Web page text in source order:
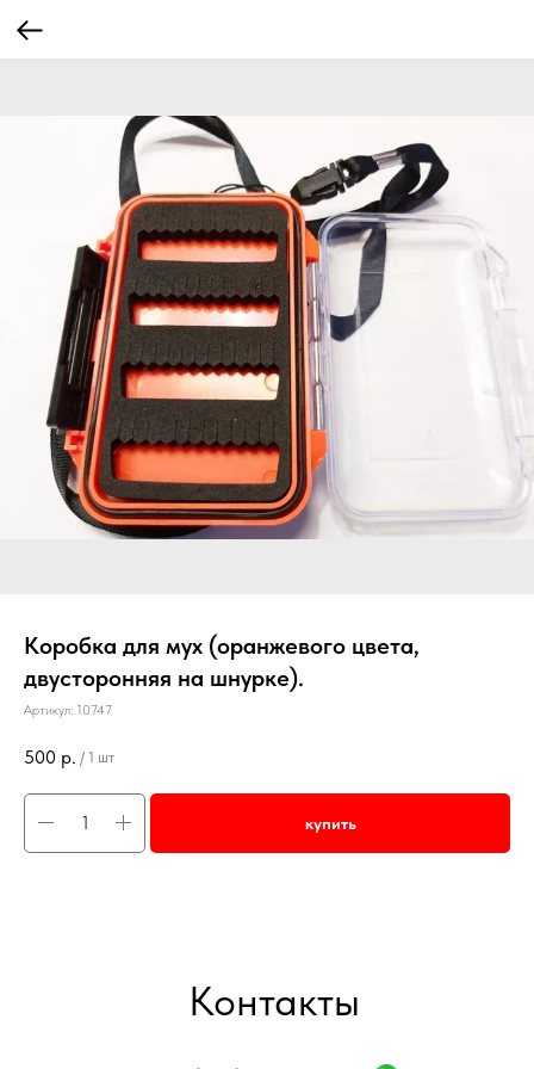
Коробка для мух (оранжевого цвета,
двусторонняя на шнурке).
Артикул: 10747
500 р. / 1 шт
купить
Контакты